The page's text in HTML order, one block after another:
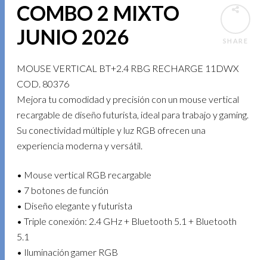
SHARE
COMBO 2 MIXTO
JUNIO 2026
MOUSE VERTICAL BT+2.4 RBG RECHARGE 11DWX
COD. 80376
Mejora tu comodidad y precisión con un mouse vertical
recargable de diseño futurista, ideal para trabajo y gaming.
Su conectividad múltiple y luz RGB ofrecen una
experiencia moderna y versátil.
• Mouse vertical RGB recargable
• 7 botones de función
• Diseño elegante y futurista
• Triple conexión: 2.4 GHz + Bluetooth 5.1 + Bluetooth
5.1
• Iluminación gamer RGB